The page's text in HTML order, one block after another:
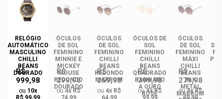
RELÓGIO
AUTOMÁTICO
MASCULINO
CHILLI
BEANS
DOURADO
R$
999,98
ou 10x
ÓCULOS
DE SOL
FEMININO
MINNIE E
MICKEY
MOUSE
REDONDO
DOURADO
R$
299,98
ou4x R$
ÓCULOS
DE SOL
FEMININO
CHILLI
BEANS
REDONDO
MARROM
R$
259,98
ou 4x R$
ÓCULOS DE
SOL
FEMININO
CHILLI
BEANS
QUADRADO
BANHADO
A OURO
ROSÉ
R$
399,98
ou4x R$
ÓCULOS
DE SOL
FEMININO
MÁXI
CHILLI
BEANS
BLK
METAL
MARROM
R$
279,98
ou4x R$